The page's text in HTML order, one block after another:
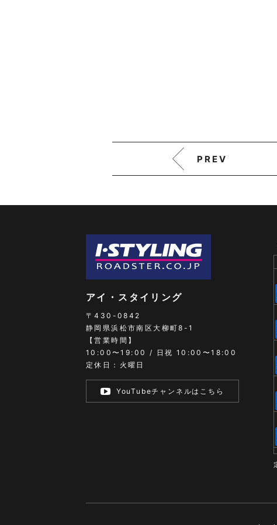
０２月2５日
PREV
アイ・スタイリング
〒430-0842
静岡県浜松市南区大柳町8-1
【営業時間】
10:00〜19:00 / 日祝 10:00〜18:00
定休日：火曜日
YouTubeチャンネルはこちら